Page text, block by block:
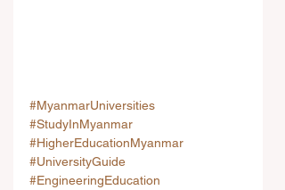
#MyanmarUniversities
#StudyInMyanmar
#HigherEducationMyanmar
#UniversityGuide
#EngineeringEducation